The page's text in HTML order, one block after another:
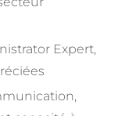
Expert,